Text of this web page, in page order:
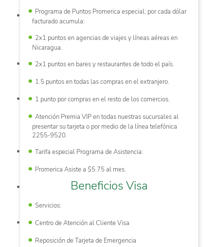
Programa de Puntos Promerica especial, por cada dólar
facturado acumula:
2x1 puntos en agencias de viajes y líneas aéreas en
Nicaragua.
2x1 puntos en bares y restaurantes de todo el país.
1.5 puntos en todas las compras en el extranjero.
1 punto por compras en el resto de los comercios.
Atención Premia VIP en todas nuestras sucursales al
presentar su tarjeta o por medio de la línea telefónica
2255-9520.
Tarifa especial Programa de Asistencia:
Promerica Asiste a $5.75 al mes.
Beneficios Visa
Servicios:
Centro de Atención al Cliente Visa
Reposición de Tarjeta de Emergencia